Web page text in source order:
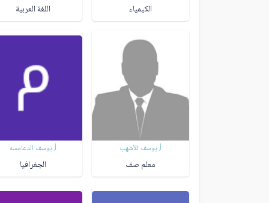
الكيمياء اللغة العربية
أ. يوسف الأشهب
معلم صف
أ. يوسف الدعامسه
الجغرافيا